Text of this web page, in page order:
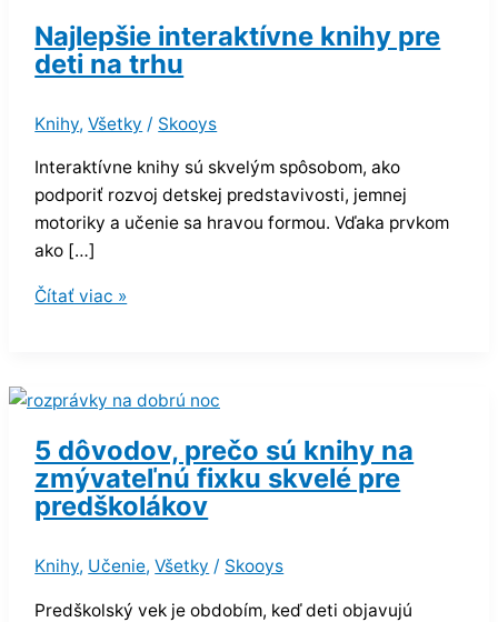
Najlepšie interaktívne knihy pre
deti na trhu
Knihy,Všetky / Skooys
Interaktívne knihy sú skvelým spôsobom, ako
podporiť rozvoj detskej predstavivosti, jemnej
motoriky a učenie sa hravou formou. Vďaka prvkom
ako […]
Čítať viac »
5 dôvodov, prečo sú knihy na
zmývateľnú fixku skvelé pre
predškolákov
Knihy, Učenie,Všetky / Skooys
Predškolský vek je obdobím, keď deti objavujú